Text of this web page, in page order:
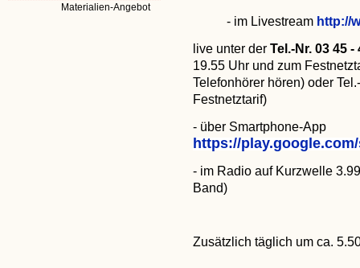
- im Livestream http://
live unter der Tel.-Nr. 03 45 -
19.55 Uhr und zum
Telefonhörer hören) oder
Festnetztarif)
- über Smartphone-App
https://
- im Radio auf Kurzwelle
Band)
Zusätzlich täglich um ca.
Materialien-Angebot